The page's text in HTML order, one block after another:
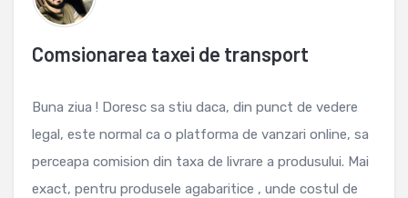
Comsionarea taxei de transport
Buna ziua ! Doresc sa stiu daca, din punct de vedere
legal, este normal ca o platforma de vanzari online, sa
perceapa comision din taxa de livrare a produsului. Mai
exact, pentru produsele agabaritice , unde costul de